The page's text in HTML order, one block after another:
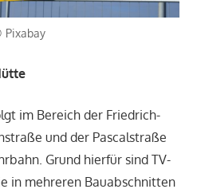
im Bereich der Friedrich-
und der Pascalstraße
Grund hierfür sind TV-
in mehreren Bauabschnitten